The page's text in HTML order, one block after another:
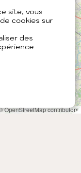
site, vous
cookies sur
des
OpenStreetMap contributors